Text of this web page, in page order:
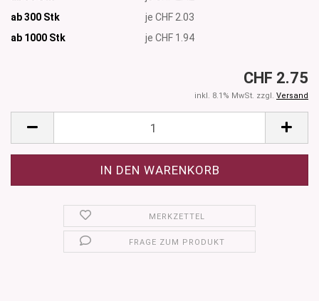
ab 300 Stk
je CHF 2.03
ab 1000 Stk je CHF 1.94
CHF 2.75
inkl. 8.1% MwSt. zzgl. Versand
MERKZETTEL
FRAGE ZUM PRODUKT